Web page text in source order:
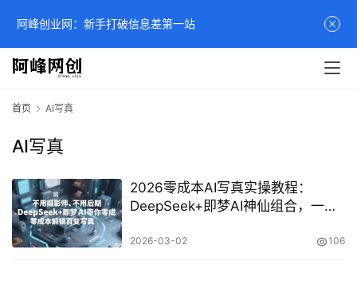
首页 AI写真
AI写真
2026零成本AI写真实操教程：
DeepSeek+即梦AI神仙组合，一张
2026-03-02 106
阿峰创业网：新手打破信息差第一站